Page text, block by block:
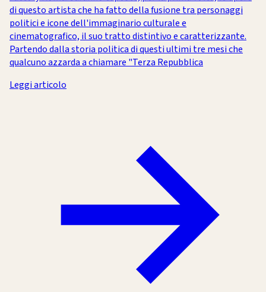
di questo artista che ha fatto della fusione tra personaggi
politici e icone dell'immaginario culturale e
cinematografico, il suo tratto distintivo e caratterizzante.
Partendo dalla storia politica di questi ultimi tre mesi che
qualcuno azzarda a chiamare "Terza Repubblica
Leggi articolo